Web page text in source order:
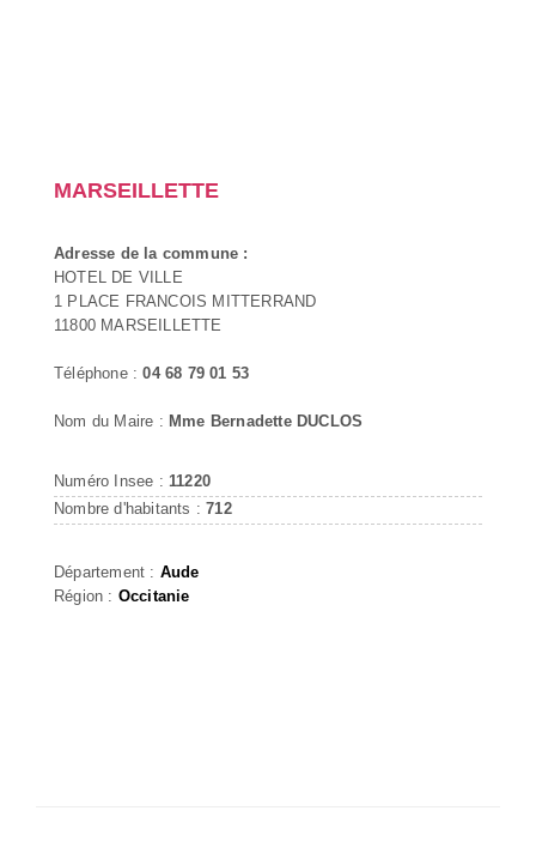
MARSEILLETTE
Adresse de la commune :
HOTEL DE VILLE
1 PLACE FRANCOIS MITTERRAND
11800 MARSEILLETTE
Téléphone :04 68 79 01 53
Nom du Maire : Mme Bernadette DUCLOS
Numéro Insee : 11220
Nombre d'habitants :712
Département : Aude
Région : Occitanie